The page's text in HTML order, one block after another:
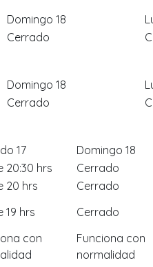
Domingo 18
Cerrado
Domingo 18
Cerrado
17 Domingo 18
20:30 hrs Cerrado
20 hrs Cerrado
19 hrs Cerrado
con
Funciona con
normalidad